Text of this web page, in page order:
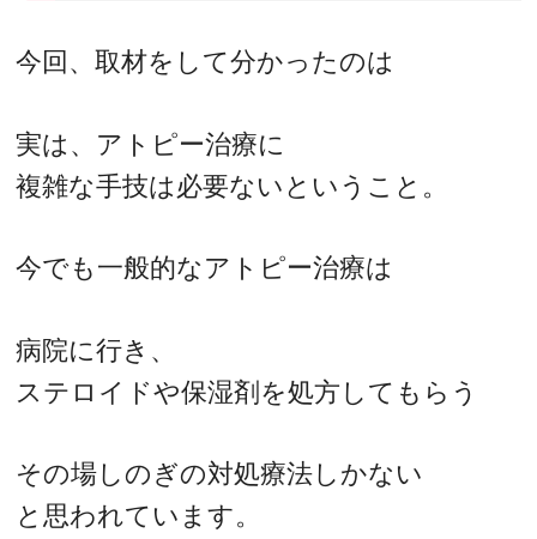
今回、取材をして分かったのは
実は、アトピー治療に
複雑な手技は必要ないということ。
今でも一般的なアトピー治療は
病院に行き、
ステロイドや保湿剤を処方してもらう
その場しのぎの対処療法しかない
と思われています。